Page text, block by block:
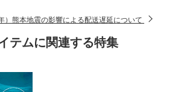
）熊本地震の影響による配送遅延について
テムに関連する特集